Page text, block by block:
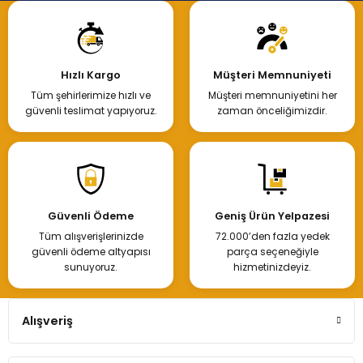
Hızlı Kargo
Tüm şehirlerimize hızlı ve
güvenli teslimat yapıyoruz.
Müşteri Memnuniyeti
Müşteri memnuniyetini her
zaman önceliğimizdir.
Güvenli Ödeme
Tüm alışverişlerinizde
güvenli ödeme altyapısı
sunuyoruz.
Geniş Ürün Yelpazesi
72.000’den fazla yedek
parça seçeneğiyle
hizmetinizdeyiz.
Alışveriş